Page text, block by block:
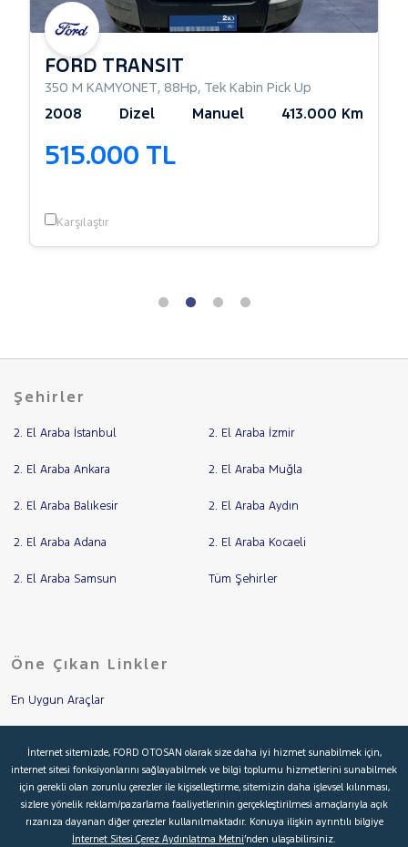
FORD TRANSIT
350 M KAMYONET, 88Hp, Tek Kabin Pick Up
2008 Dizel Manuel 413.000 Km
515.000 TL
Karşılaştır
Şehirler
2. El Araba İstanbul 2. El Araba İzmir
2. El Araba Ankara 2. El Araba Muğla
2. El Araba Balıkesir 2. El Araba Aydın
2. El Araba Adana 2. El Araba Kocaeli
2. El Araba Samsun Tüm Şehirler
Öne Çıkan Linkler
En Uygun Araçlar
İkinci El Garanti
Kampanyalar
İnternet sitemizde, FORD OTOSAN olarak size daha iyi hizmet sunabilmek için,
internet sitesi fonksiyonlarını sağlayabilmek ve bilgi toplumu hizmetlerini sunabilmek
için gerekli olan zorunlu çerezler ile kişiselleştirme, sitemizin daha işlevsel kılınması,
sizlere yönelik reklam/pazarlama faaliyetlerinin gerçekleştirilmesi amaçlarıyla açık
rızanıza dayanan diğer çerezler kullanılmaktadır. Konuya ilişkin ayrıntılı bilgiye
İnternet Sitesi Çerez Aydınlatma Metni’nden ulaşabilirsiniz.